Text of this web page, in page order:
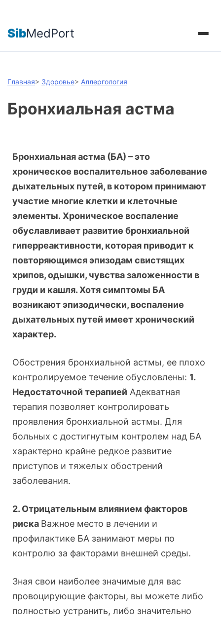
SibMedPort
Главная> Здоровье> Аллергология
Бронхиальная астма
Бронхиальная астма (БА) – это
хроническое воспалительное заболевание
дыхательных путей, в котором принимают
участие многие клетки и клеточные
элементы. Хроническое воспаление
обуславливает развитие бронхиальной
гиперреактивности, которая приводит к
повторяющимся эпизодам свистящих
хрипов, одышки, чувства заложенности в
груди и кашля. Хотя симптомы БА
возникают эпизодически, воспаление
дыхательных путей имеет хронический
характер.
Обострения бронхиальной астмы, ее плохо
контролируемое течение обусловлены: 1.
Недостаточной терапией Адекватная
терапия позволяет контролировать
проявления бронхиальной астмы. Для
больных с достигнутым контролем над БА
характерно крайне редкое развитие
приступов и тяжелых обострений
заболевания.
2. Отрицательным влиянием факторов
риска Важное место в лечении и
профилактике БА занимают меры по
контролю за факторами внешней среды.
Зная свои наиболее значимые для вас
провоцирующие факторы, вы можете либо
полностью устранить, либо значительно